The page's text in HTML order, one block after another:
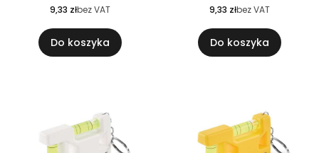
9,33 złbez VAT
Do koszyka
9,33 złbez VAT
Do koszyka